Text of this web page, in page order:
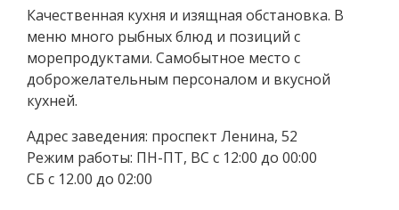
Качественная кухня и изящная обстановка. В
меню много рыбных блюд и позиций с
морепродуктами. Самобытное место с
доброжелательным персоналом и вкусной
кухней.
Адрес заведения: проспект Ленина, 52
Режим работы: ПН-ПТ, ВС с 12:00 до 00:00
СБ с 12.00 до 02:00